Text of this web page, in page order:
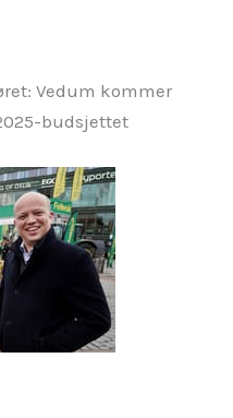
Vedum kommer
budsjettet